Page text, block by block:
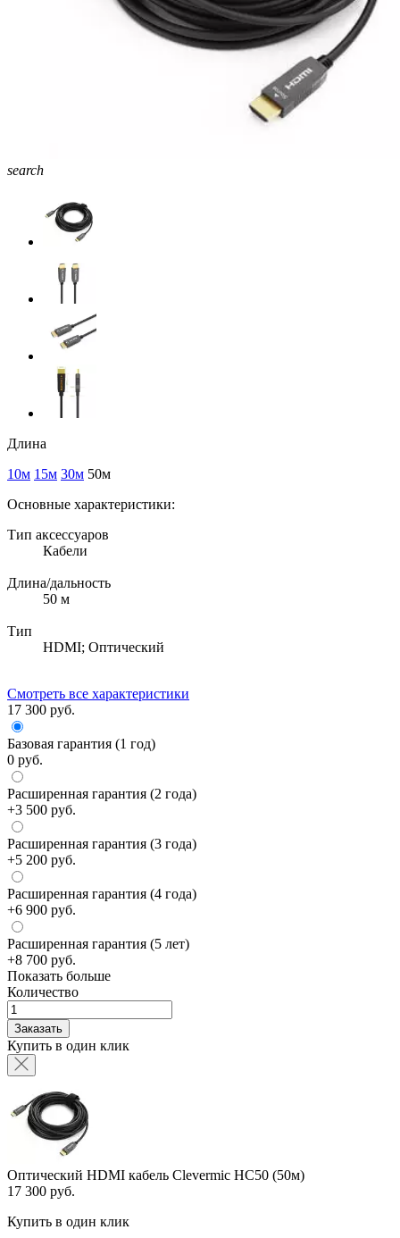
search
Длина
10м 15м 30м 50м
Основные характеристики:
Тип аксессуаров
Кабели
Длина/дальность
50 м
Тип
HDMI; Оптический
Смотреть все характеристики
17 300 руб.
Базовая гарантия (1 год)
0 руб.
Расширенная гарантия (2 года)
+3 500 руб.
Расширенная гарантия (3 года)
+5 200 руб.
Расширенная гарантия (4 года)
+6 900 руб.
Расширенная гарантия (5 лет)
+8 700 руб.
Показать больше
Количество
Заказать
Купить в один клик
Оптический HDMI кабель Clevermic HC50 (50м)
17 300 руб.
Купить в один клик